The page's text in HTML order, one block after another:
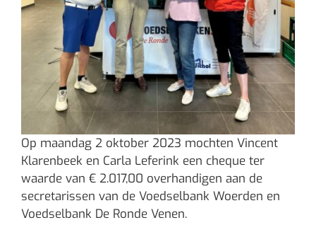
Op maandag 2 oktober 2023 mochten Vincent
Klarenbeek en Carla Leferink een cheque ter
waarde van € 2.017,00 overhandigen aan de
secretarissen van de Voedselbank Woerden en
Voedselbank De Ronde Venen.